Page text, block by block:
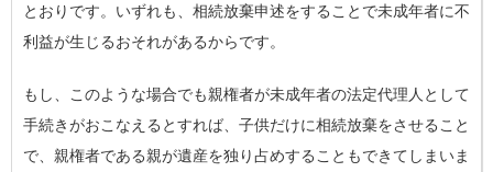
とおりです。いずれも、相続放棄申述をすることで未成年者に不
利益が生じるおそれがあるからです。
もし、このような場合でも親権者が未成年者の法定代理人として
手続きがおこなえるとすれば、子供だけに相続放棄をさせること
で、親権者である親が遺産を独り占めすることもできてしまいま